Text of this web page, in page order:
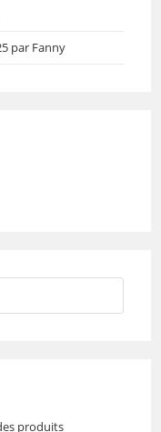
par Fanny
produits